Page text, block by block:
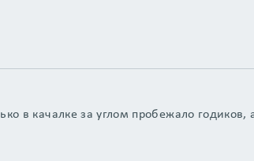
в качалке за углом пробежало годиков,